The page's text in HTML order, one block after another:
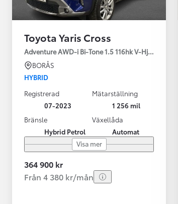
Från 360 900 kr
Från 3 548 kr/mån
Easy Billån
Toyota GR Supra
BENSIN
Toyota Yaris Cross
Adventure AWD-i Bi-Tone 1.5 116hk V-Hjul Drag JBL
BORÅS
HYBRID
Registrerad
07-2023
Mätarställning
1 256 mil
Bränsle
Hybrid Petrol
Växellåda
Automat
Visa mer
364 900 kr
Från 4 380 kr/mån